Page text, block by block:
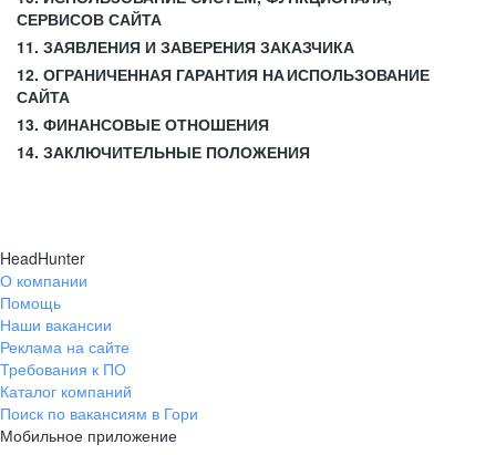
СЕРВИСОВ САЙТА
11. ЗАЯВЛЕНИЯ И ЗАВЕРЕНИЯ ЗАКАЗЧИКА
12. ОГРАНИЧЕННАЯ ГАРАНТИЯ НА ИСПОЛЬЗОВАНИЕ
САЙТА
13. ФИНАНСОВЫЕ ОТНОШЕНИЯ
14. ЗАКЛЮЧИТЕЛЬНЫЕ ПОЛОЖЕНИЯ
HeadHunter
О компании
Помощь
Наши вакансии
Реклама на сайте
Требования к ПО
Каталог компаний
Поиск по вакансиям в Гори
Мобильное приложение